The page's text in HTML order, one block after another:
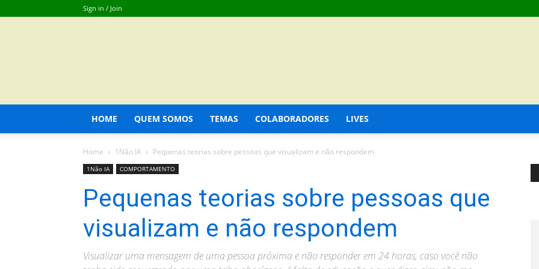
Sign in / Join
HOME QUEM SOMOS TEMAS COLABORADORES LIVES
Home 1Não IA Pequenas teorias sobre pessoas que visualizam e não respondem
1Não IA COMPORTAMENTO
Pequenas teorias sobre pessoas que
visualizam e não respondem
Visualizar uma mensagem de uma pessoa próxima e não responder em 24 horas, caso você não